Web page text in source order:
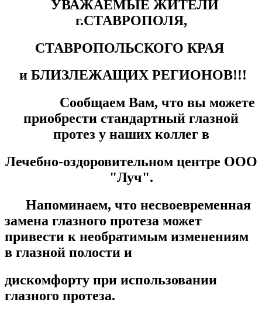
УВАЖАЕМЫЕ ЖИТЕЛИ
г.СТАВРОПОЛЯ,
СТАВРОПОЛЬСКОГО КРАЯ
и БЛИЗЛЕЖАЩИХ РЕГИОНОВ!!!
Сообщаем Вам, что вы можете
приобрести стандартный глазной
протез у наших коллег в
Лечебно-оздоровительном центре ООО
"Луч".
Напоминаем, что несвоевременная
замена глазного протеза может
привести к необратимым изменениям
в глазной полости и
дискомфорту при использовании
глазного протеза.